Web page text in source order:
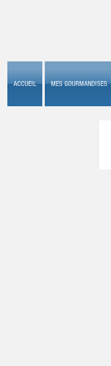
ACCUEIL MES GOURMANDISES